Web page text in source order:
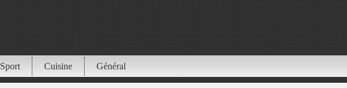
Sport Cuisine Général